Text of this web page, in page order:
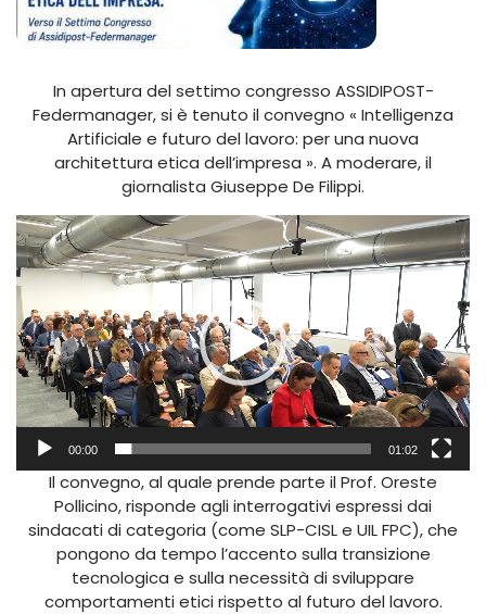
In apertura del settimo congresso ASSIDIPOST-
Federmanager, si è tenuto il convegno « Intelligenza
Artificiale e futuro del lavoro: per una nuova
architettura etica dell’impresa ». A moderare, il
giornalista Giuseppe De Filippi.
Lecteur
vidéo
00:00 01:02
Il convegno, al quale prende parte il Prof. Oreste
Pollicino, risponde agli interrogativi espressi dai
sindacati di categoria (come SLP-CISL e UIL FPC), che
pongono da tempo l’accento sulla transizione
tecnologica e sulla necessità di sviluppare
comportamenti etici rispetto al futuro del lavoro.